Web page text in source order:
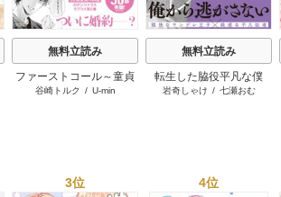
無料立読み
ファーストコール～童貞
外科医、年下ヤクザの嫁
谷崎トルク / U-min
無料立読み
転生した脇役平凡な僕
は、美形第二王子をヤン
岩奇しゃけ / 七瀬おむ
3位 4位